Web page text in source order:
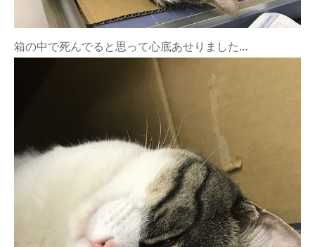
箱の中で死んでると思って心底あせりました…